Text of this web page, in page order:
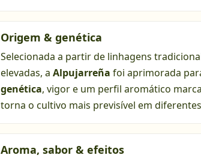
Origem & genética
Selecionada a partir de linhagens
elevadas, a Alpujarreña foi aprimorada
genética, vigor e um perfil aromático
torna o cultivo mais previsível em
Aroma, sabor & efeitos